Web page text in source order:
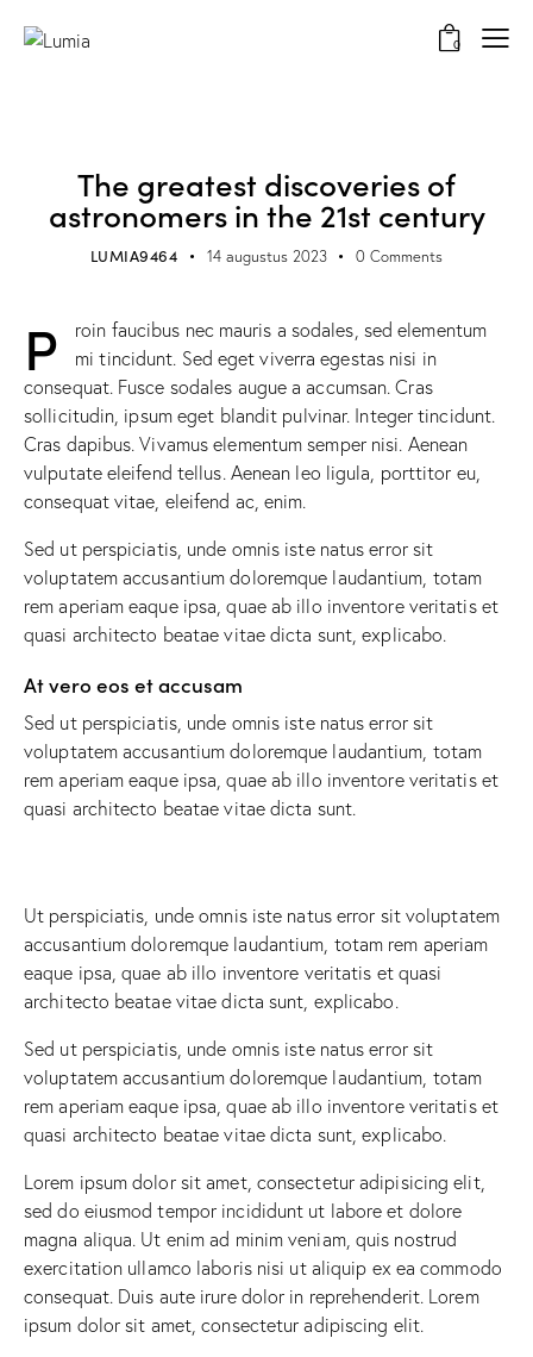
0
The greatest discoveries of
astronomers in the 21st century
LUMIA9464 14 augustus 2023 0 Comments
P
roin faucibus nec mauris a sodales, sed elementum
mi tincidunt. Sed eget viverra egestas nisi in
consequat. Fusce sodales augue a accumsan. Cras
sollicitudin, ipsum eget blandit pulvinar. Integer tincidunt.
Cras dapibus. Vivamus elementum semper nisi. Aenean
vulputate eleifend tellus. Aenean leo ligula, porttitor eu,
consequat vitae, eleifend ac, enim.
Sed ut perspiciatis, unde omnis iste natus error sit
voluptatem accusantium doloremque laudantium, totam
rem aperiam eaque ipsa, quae ab illo inventore veritatis et
quasi architecto beatae vitae dicta sunt, explicabo.
At vero eos et accusam
Sed ut perspiciatis, unde omnis iste natus error sit
voluptatem accusantium doloremque laudantium, totam
rem aperiam eaque ipsa, quae ab illo inventore veritatis et
quasi architecto beatae vitae dicta sunt.
Ut perspiciatis, unde omnis iste natus error sit voluptatem
accusantium doloremque laudantium, totam rem aperiam
eaque ipsa, quae ab illo inventore veritatis et quasi
architecto beatae vitae dicta sunt, explicabo.
Sed ut perspiciatis, unde omnis iste natus error sit
voluptatem accusantium doloremque laudantium, totam
rem aperiam eaque ipsa, quae ab illo inventore veritatis et
quasi architecto beatae vitae dicta sunt, explicabo.
Lorem ipsum dolor sit amet, consectetur adipisicing elit,
sed do eiusmod tempor incididunt ut labore et dolore
magna aliqua. Ut enim ad minim veniam, quis nostrud
exercitation ullamco laboris nisi ut aliquip ex ea commodo
consequat. Duis aute irure dolor in reprehenderit. Lorem
ipsum dolor sit amet, consectetur adipiscing elit.